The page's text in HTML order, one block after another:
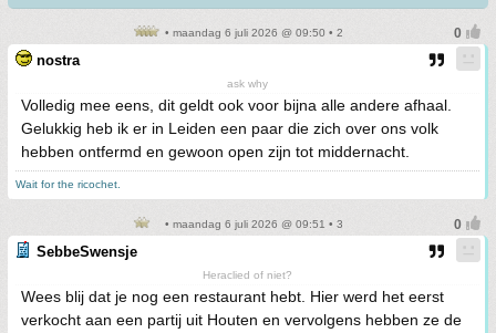
• maandag 6 juli 2026 @ 09:50 • 2
nostra
ask why
Volledig mee eens, dit geldt ook voor bijna alle andere afhaal.
Gelukkig heb ik er in Leiden een paar die zich over ons volk
hebben ontfermd en gewoon open zijn tot middernacht.
Wait for the ricochet.
• maandag 6 juli 2026 @ 09:51 • 3
SebbeSwensje
Heraclied of niet?
Wees blij dat je nog een restaurant hebt. Hier werd het eerst
verkocht aan een partij uit Houten en vervolgens hebben ze de